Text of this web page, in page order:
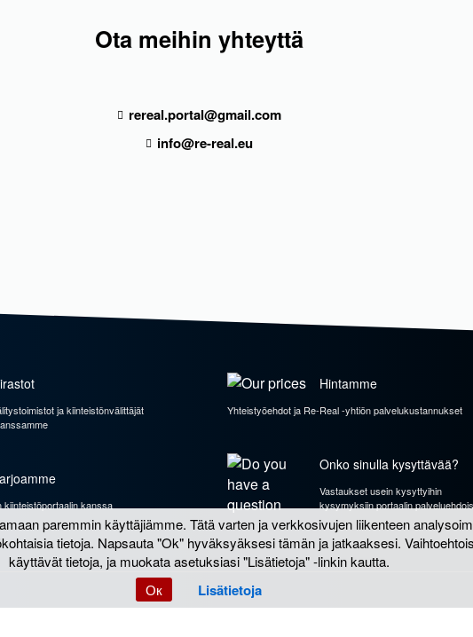
Ota meihin yhteyttä
rereal.portal@gmail.com
info@re-real.eu
ja kiinteistönvälittäjät
kanssa
Hintamme
Yhteistyöehdot ja Re-Real -yhtiön palvelukustannukset
Onko sinulla kysyttävää?
Vastaukset usein kysyttyihin
kysymyksiin portaalin
paremmin käyttäjiämme. Tätä varten ja verkkosivujen liikenteen
tietoja. Napsauta "Ok" hyväksyäksesi tämän ja jatkaaksesi.
käyttävät tietoja, ja muokata asetuksiasi "Lisätietoja" -linkin kautta.
Ок
Lisätietoja